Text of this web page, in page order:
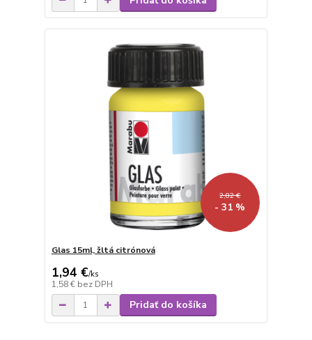
2,82 €
- 31 %
Glas 15ml, žltá citrónová
1,94 €/ks
1,58 € bez DPH
Pridať do košíka